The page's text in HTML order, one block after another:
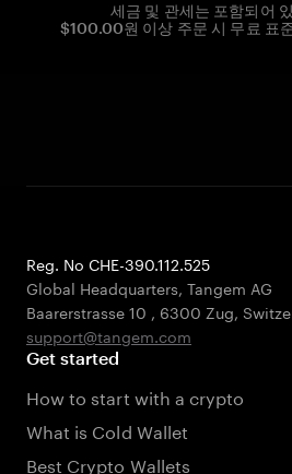
세금 및 관세는 포함되어
$100.00원 이상 주문 시 무료 표
Reg. No CHE-390.112.525
Global Headquarters, Tangem AG
Baarerstrasse 10 , 6300 Zug,
support@tangem.com
Get started
How to start with a crypto
What is Cold Wallet
Best Crypto Wallets